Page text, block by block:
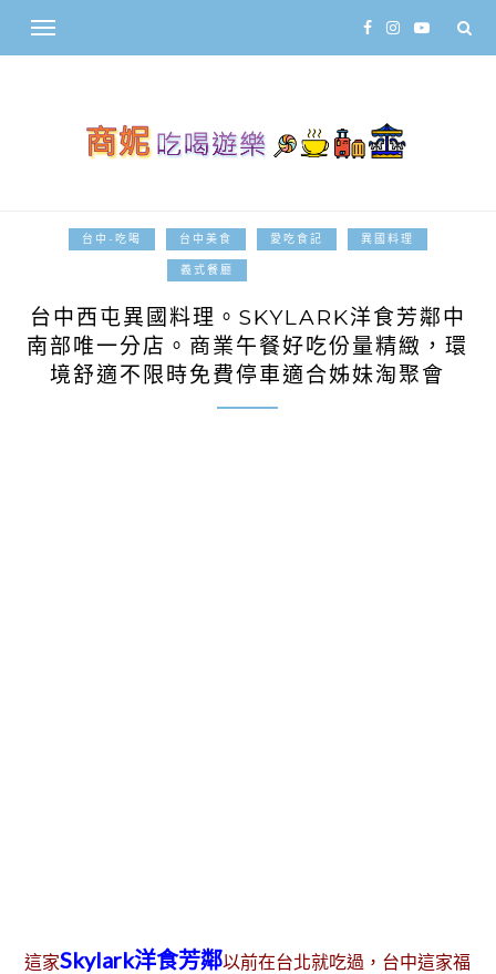
台中-吃喝 台中美食 愛吃食記 異國料理
義式餐廳
台中西屯異國料理。SKYLARK洋食芳鄰中
南部唯一分店。商業午餐好吃份量精緻，環
境舒適不限時免費停車適合姊妹淘聚會
這家Skylark洋食芳鄰以前在台北就吃過，台中這家福